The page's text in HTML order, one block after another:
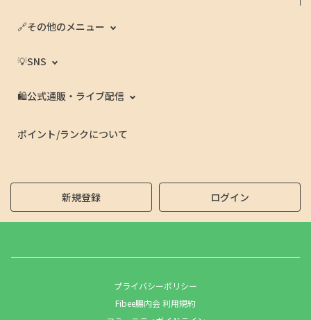
🔗その他のメニュー
💡SNS
🛍️公式通販・ライブ配信
ポイント/ランクについて
新規登録 ログイン
プライバシーポリシー
Fibee腸内会 利用規約